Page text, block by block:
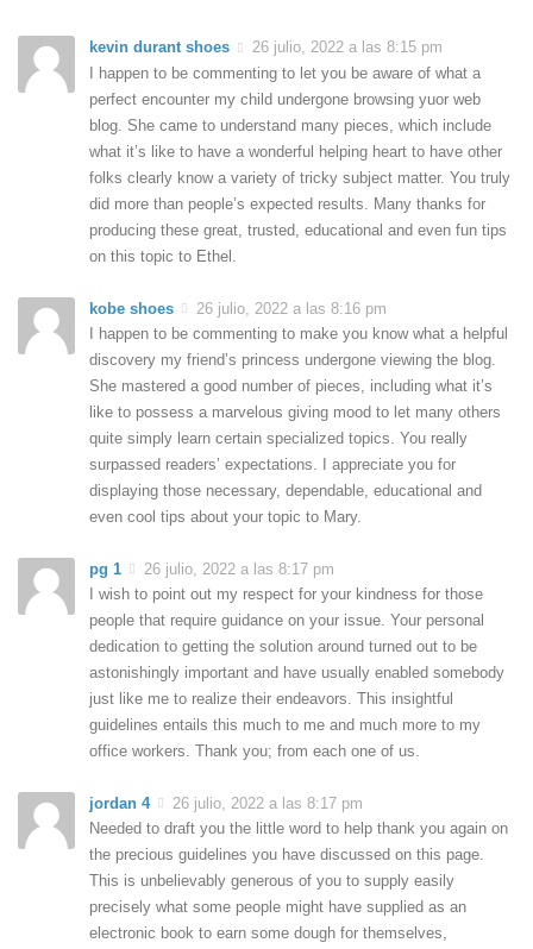
kevin durant shoes
26 julio, 2022 a las 8:15 pm
I happen to be commenting to let you be aware of what a
perfect encounter my child undergone browsing yuor web
blog. She came to understand many pieces, which include
what it’s like to have a wonderful helping heart to have other
folks clearly know a variety of tricky subject matter. You truly
did more than people’s expected results. Many thanks for
producing these great, trusted, educational and even fun tips
on this topic to Ethel.
kobe shoes
26 julio, 2022 a las 8:16 pm
I happen to be commenting to make you know what a helpful
discovery my friend’s princess undergone viewing the blog.
She mastered a good number of pieces, including what it’s
like to possess a marvelous giving mood to let many others
quite simply learn certain specialized topics. You really
surpassed readers’ expectations. I appreciate you for
displaying those necessary, dependable, educational and
even cool tips about your topic to Mary.
pg 1
26 julio, 2022 a las 8:17 pm
I wish to point out my respect for your kindness for those
people that require guidance on your issue. Your personal
dedication to getting the solution around turned out to be
astonishingly important and have usually enabled somebody
just like me to realize their endeavors. This insightful
guidelines entails this much to me and much more to my
office workers. Thank you; from each one of us.
jordan 4
26 julio, 2022 a las 8:17 pm
Needed to draft you the little word to help thank you again on
the precious guidelines you have discussed on this page.
This is unbelievably generous of you to supply easily
precisely what some people might have supplied as an
electronic book to earn some dough for themselves,